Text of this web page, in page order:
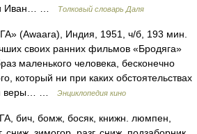
Иван… …
Толковый словарь Даля
(Awaara), Индия, 1951, ч/б, 193 мин.
своих ранних фильмов «Бродяга»
маленького человека, бесконечно
который ни при каких обстоятельствах
и веры… …
Энциклопедия кино
бомж, босяк, книжн. люмпен,